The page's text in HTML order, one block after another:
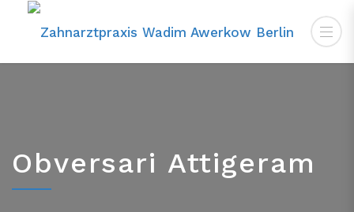
Obversari Attigeram